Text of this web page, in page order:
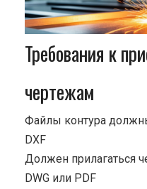
Требования к
чертежам
Файлы контура
DXF
Должен прилагаться
DWG или PDF